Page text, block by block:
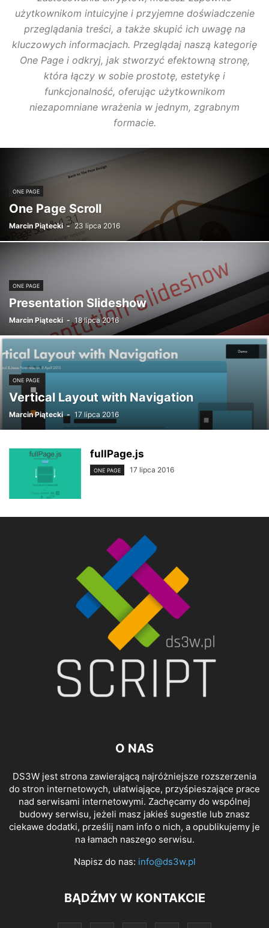
użytkownikom intuicyjne i przyjemne doświadczenie
przeglądania treści, a także skupić ich uwagę na
kluczowych informacjach. Przeglądaj naszą kategorię
One Page i odkryj, jak stworzyć efektowną stronę,
która łączy w sobie prostotę, estetykę i
funkcjonalność, oferując użytkownikom
niezapomniane wrażenia w jednym, zgrabnym
formacie.
ONE PAGE
One Page Scroll
Marcin Piątecki - 23 lipca 2016
ONE PAGE
Presentation Slideshow
Marcin Piątecki - 18 lipca 2016
ONE PAGE
Vertical Layout with Navigation
Marcin Piątecki - 17 lipca 2016
fullPage.js
ONE PAGE 17 lipca 2016
O NAS
DS3W jest strona zawierającą najróżniejsze rozszerzenia
do stron internetowych, ułatwiające, przyśpieszające prace
nad serwisami internetowymi. Zachęcamy do wspólnej
budowy serwisu, jeżeli masz jakieś sugestie lub znasz
ciekawe dodatki, prześlij nam info o nich, a opublikujemy je
na łamach naszego serwisu.
Napisz do nas: info@ds3w.pl
BĄDŹMY W KONTAKCIE